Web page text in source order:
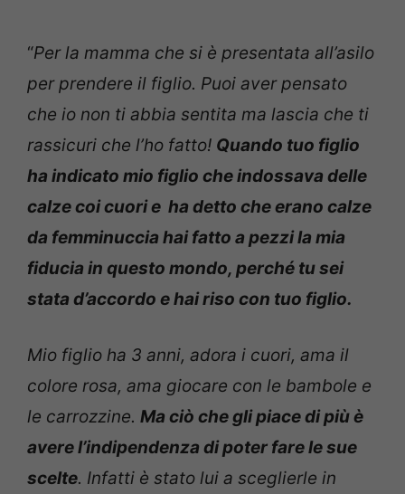
“Per la mamma che si è presentata all’asilo
per prendere il figlio. Puoi aver pensato
che io non ti abbia sentita ma lascia che ti
rassicuri che l’ho fatto! Quando tuo figlio
ha indicato mio figlio che indossava delle
calze coi cuori e ha detto che erano calze
da femminuccia hai fatto a pezzi la mia
fiducia in questo mondo, perché tu sei
stata d’accordo e hai riso con tuo figlio.
Mio figlio ha 3 anni, adora i cuori, ama il
colore rosa, ama giocare con le bambole e
le carrozzine. Ma ciò che gli piace di più è
avere l’indipendenza di poter fare le sue
scelte. Infatti è stato lui a sceglierle in